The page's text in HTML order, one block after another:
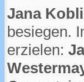
Jana
besiegen.
erzielen: